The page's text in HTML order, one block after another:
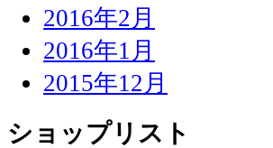
2016年2月
2016年1月
2015年12月
ショップリスト